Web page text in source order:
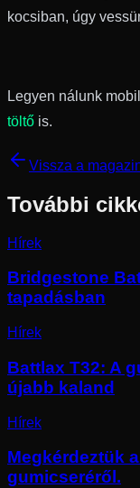
kocsiban, úgy
Legyen nálunk
töltő is.
Vissza a
További
Hírek
Bridgestone
tapadásban
Hírek
Battlax T32: A
újabb kaland
Hírek
Megkérdeztük
gumicseréről.